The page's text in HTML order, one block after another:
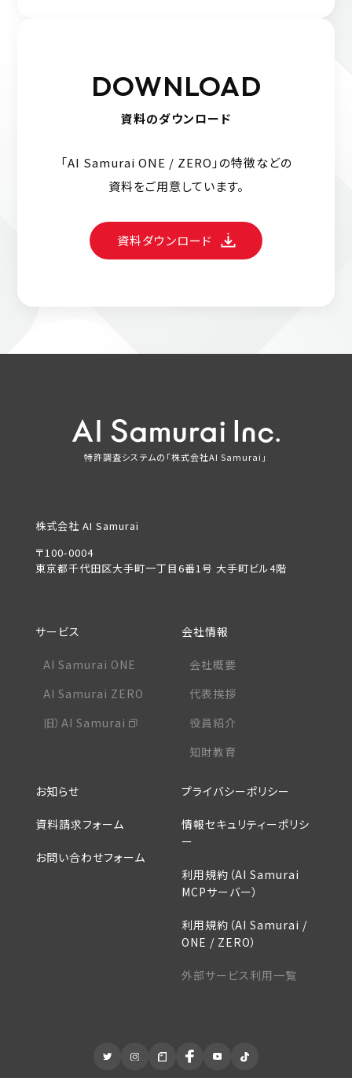
DOWNLOAD
資料のダウンロード
「AI Samurai ONE / ZERO」の特徴などの
資料をご用意しています。
資料ダウンロード
特許調査システムの「株式会社AI Samurai」
株式会社 AI Samurai
〒100-0004
東京都千代田区大手町一丁目6番1号 大手町ビル4階
サービス
AI Samurai ONE
AI Samurai ZERO
旧）AI Samurai
会社情報
会社概要
代表挨拶
役員紹介
知財教育
お知らせ
資料請求フォーム
お問い合わせフォーム
プライバシーポリシー
情報セキュリティーポリシ
ー
利用規約（AI Samurai
MCPサーバー）
利用規約（AI Samurai /
ONE / ZERO）
外部サービス利用一覧